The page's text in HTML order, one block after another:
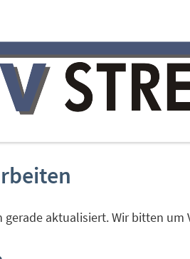
gerade aktualisiert. Wir bitten um